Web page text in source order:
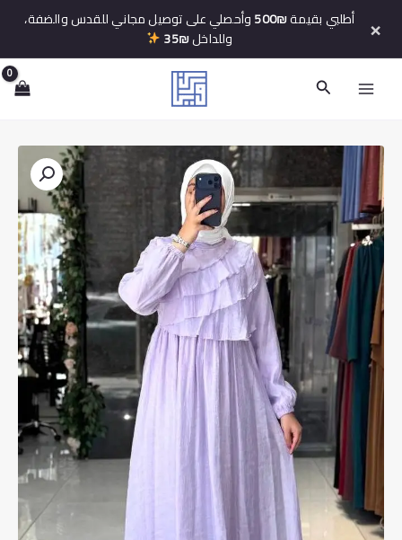
أطلبي بقيمة500₪وأحصلي على توصيل مجاني للقدس والضفة،
وللداخل35₪ ×
البحث